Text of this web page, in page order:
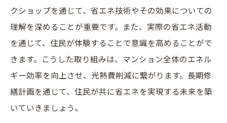
クショップを通じて、省エネ技術やその効果についての
理解を深めることが重要です。また、実際の省エネ活動
を通じて、住民が体験することで意識を高めることがで
きます。こうした取り組みは、マンション全体のエネル
ギー効率を向上させ、光熱費削減に繋がります。長期修
繕計画を通じて、住民が共に省エネを実現する未来を築
いていきましょう。